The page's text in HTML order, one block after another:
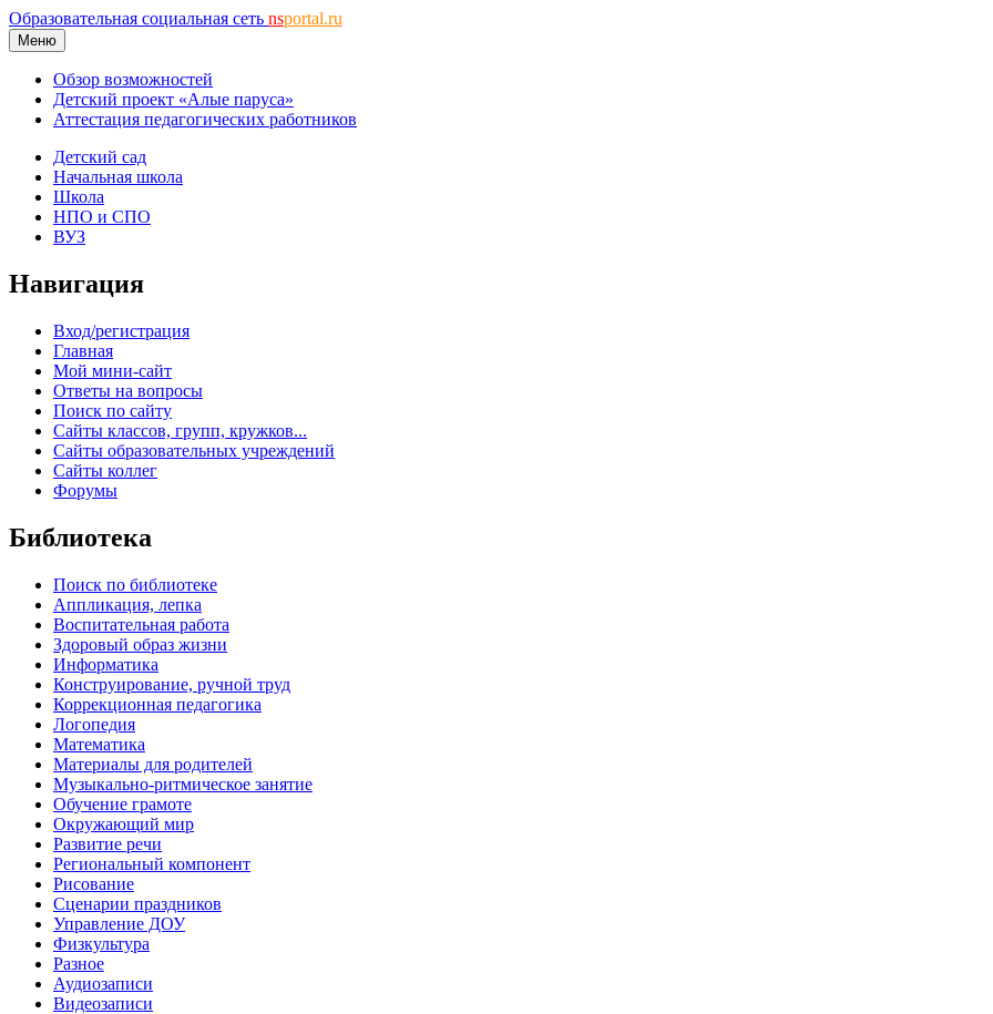
Образовательная социальная сеть nsportal.ru
Меню
Обзор возможностей
Детский проект «Алые паруса»
Аттестация педагогических работников
Детский сад
Начальная школа
Школа
НПО и СПО
ВУЗ
Навигация
Вход/регистрация
Главная
Мой мини-сайт
Ответы на вопросы
Поиск по сайту
Сайты классов, групп, кружков...
Сайты образовательных учреждений
Сайты коллег
Форумы
Библиотека
Поиск по библиотеке
Аппликация, лепка
Воспитательная работа
Здоровый образ жизни
Информатика
Конструирование, ручной труд
Коррекционная педагогика
Логопедия
Математика
Материалы для родителей
Музыкально-ритмическое занятие
Обучение грамоте
Окружающий мир
Развитие речи
Региональный компонент
Рисование
Сценарии праздников
Управление ДОУ
Физкультура
Разное
Аудиозаписи
Видеозаписи